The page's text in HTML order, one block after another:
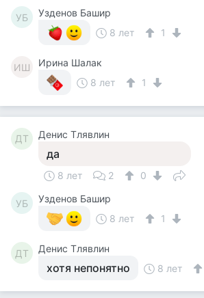
УБ
Узденов Башир
8 лет
1
ИШ
Ирина Шалак
8 лет
1
ДТ Денис Тлявлин
да
8 лет 2 0
УБ
Узденов Башир
8 лет
1
ДТ Денис Тлявлин
хотя непонятно 8 лет